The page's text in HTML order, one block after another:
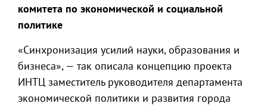
комитета по экономической и социальной
политике
«Синхронизация усилий науки, образования и
бизнеса», — так описала концепцию проекта
ИНТЦ заместитель руководителя департамента
экономической политики и развития города